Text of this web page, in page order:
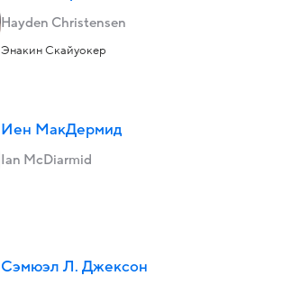
Hayden Christensen
Энакин Скайуокер
Иен МакДермид
Ian McDiarmid
Сэмюэл Л. Джексон